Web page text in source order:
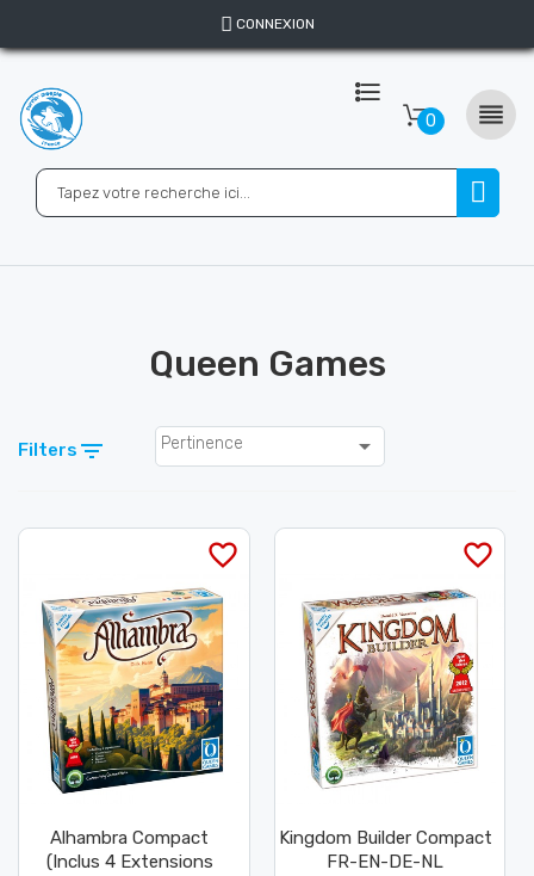
CONNEXION
0 
Queen Games
Filters  Pertinence 
favorite_border
Alhambra Compact
(Inclus 4 Extensions
favorite_border
Kingdom Builder Compact
FR-EN-DE-NL